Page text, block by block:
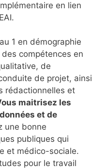
en lien
1 en démographie
compétences en
de
de projet, ainsi
rédactionnelles et
maitrisez les
et de
une bonne
publiques qui
et médico-sociale.
pour le travail